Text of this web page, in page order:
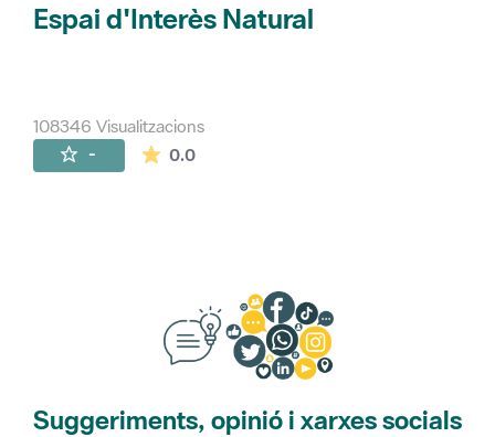
Espai d'Interès Natural
108346 Visualitzacions
- 0.0La mitjana de les valoracions és de 0
Suggeriments, opinió i xarxes socials